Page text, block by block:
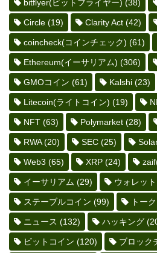
bitflyer(ビットフライヤー) (38)
Circle (19) Clarity Act (42)
coincheck(コインチェック) (61)
Ethereum(イーサリアム) (306)
GMOコイン (61) Kalshi (23)
Litecoin(ライトコイン) (19)
NFT (63) Polymarket (28)
RWA(20) SEC (25)
Web3 (65) XRP (24)
イーサリアム (29) ウォレット
ステーブルコイン (99) トー
ニュース (132) ハッキング
ビットコイン (120) ブロック